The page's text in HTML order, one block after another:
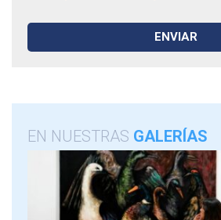
EN NUESTRAS GALERÍAS